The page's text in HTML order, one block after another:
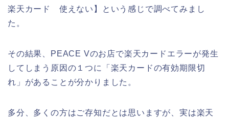
楽天カード 使えない】という感じで調べてみまし
た。
その結果、PEACE Vのお店で楽天カードエラーが発生
してしまう原因の１つに「楽天カードの有効期限切
れ」があることが分かりました。
多分、多くの方はご存知だとは思いますが、実は楽天